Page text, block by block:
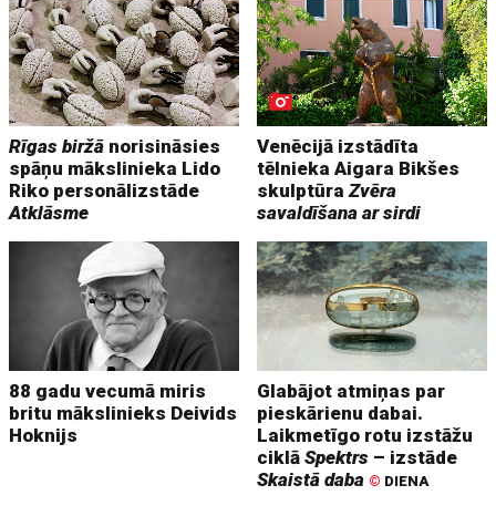
Rīgas biržā norisināsies
spāņu mākslinieka Lido
Riko personālizstāde
Atklāsme
Venēcijā izstādīta
tēlnieka Aigara Bikšes
skulptūraZvēra
savaldīšana ar sirdi
88 gadu vecumā miris
britu mākslinieks Deivids
Hoknijs
Glabājot atmiņas par
pieskārienu dabai.
Laikmetīgo rotu izstāžu
ciklāSpektrs – izstāde
Skaistā daba © DIENA